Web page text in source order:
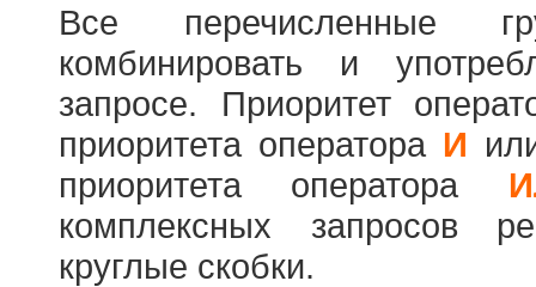
Все перечисленные
комбинировать и
запросе. Приоритет
приоритета оператора И
приоритета оператора
комплексных запросов
круглые скобки.